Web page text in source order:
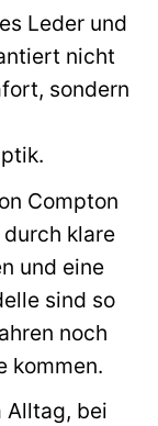
Leder und
nicht
sondern
Compton
klare
und eine
sind so
noch
kommen.
Alltag, bei